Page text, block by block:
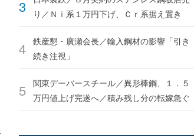
り／Ｎｉ系１万円下げ、Ｃｒ系据え置き
鉄産懇・廣瀬会長／輸入鋼材の影響「引き
続き注視」
関東デーバースチール／異形棒鋼、１．５
万円値上げ完遂へ／積み残し分の転嫁急ぐ